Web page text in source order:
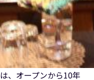
は、オープンから10年